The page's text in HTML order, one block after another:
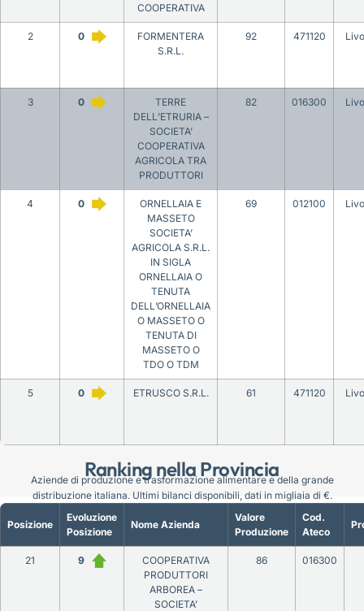
Ranking nella Provincia
COOPERATIVA
2 0
FORMENTERA
S.R.L.
92 471120
3 0
TERRE
DELL’ETRURIA –
SOCIETA’
COOPERATIVA
AGRICOLA TRA
PRODUTTORI
82 016300
4 0
ORNELLAIA E
MASSETO
SOCIETA’
AGRICOLA S.R.L.
IN SIGLA
ORNELLAIA O
TENUTA
DELL’ORNELLAIA
O MASSETO O
TENUTA DI
MASSETO O
TDO O TDM
69 012100
5 0 ETRUSCO S.R.L. 61 471120
Posizione
Evoluzione
Posizione
Nome Azienda
Valore
Produzione
Cod.
Ateco
21 9
COOPERATIVA
PRODUTTORI
ARBOREA –
SOCIETA’
86 016300
Aziende di produzione e trasformazione alimentare e della grande
distribuzione italiana. Ultimi bilanci disponibili, dati in migliaia di €.